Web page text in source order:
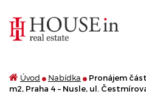
Úvod Nabídka
Pronájem
m2, Praha 4 – Nusle, ul.